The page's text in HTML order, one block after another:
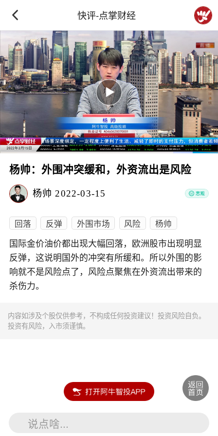
快评-点掌财经
杨帅：外围冲突缓和，外资流出是风险
杨帅 2022-03-15
回落 反弹 外围市场 风险 杨帅
国际金价油价都出现大幅回落，欧洲股市出现明显
反弹，这说明国外的冲突有所缓和。所以外围的影
响就不是风险点了，风险点聚焦在外资流出带来的
杀伤力。
内容如涉及个股仅供参考，不构成任何投资建议！投资风险自负。
投资有风险，入市须谨慎。
说点啥...